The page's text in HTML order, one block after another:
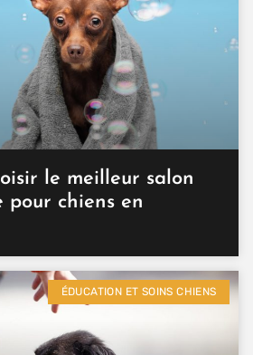
le meilleur salon
chiens en
ÉDUCATION ET SOINS CHIENS